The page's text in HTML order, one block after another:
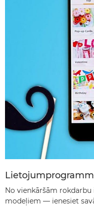
No vienkāršām
modeļiem — ienesiet